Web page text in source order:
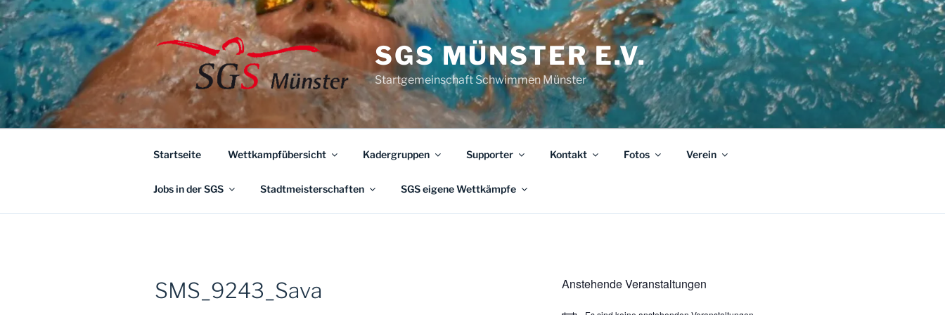
Zum
Inhalt
springen
SGS MÜNSTER E.V.
Startgemeinschaft Schwimmen Münster
Startseite Wettkampfübersicht Kadergruppen Supporter Kontakt Fotos Verein
Jobs in der SGS Stadtmeisterschaften SGS eigene Wettkämpfe
SMS_9243_Sava Anstehende Veranstaltungen